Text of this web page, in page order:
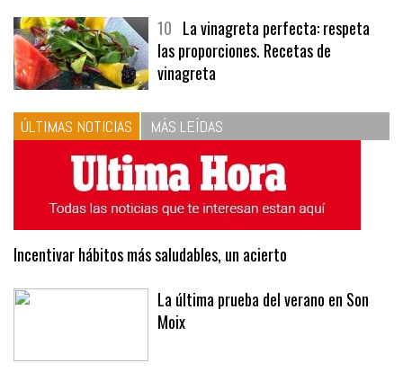
10 La vinagreta perfecta: respeta
las proporciones. Recetas de
vinagreta
ÚLTIMAS NOTICIAS MÁS LEÍDAS
Incentivar hábitos más saludables, un acierto
La última prueba del verano en Son
Moix